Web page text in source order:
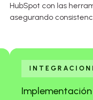
HubSpot con las
asegurando